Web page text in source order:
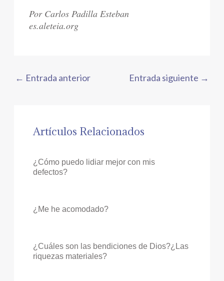
Por Carlos Padilla Esteban
es.aleteia.org
← Entrada anterior Entrada siguiente →
Artículos Relacionados
¿Cómo puedo lidiar mejor con mis
defectos?
¿Me he acomodado?
¿Cuáles son las bendiciones de Dios?¿Las
riquezas materiales?